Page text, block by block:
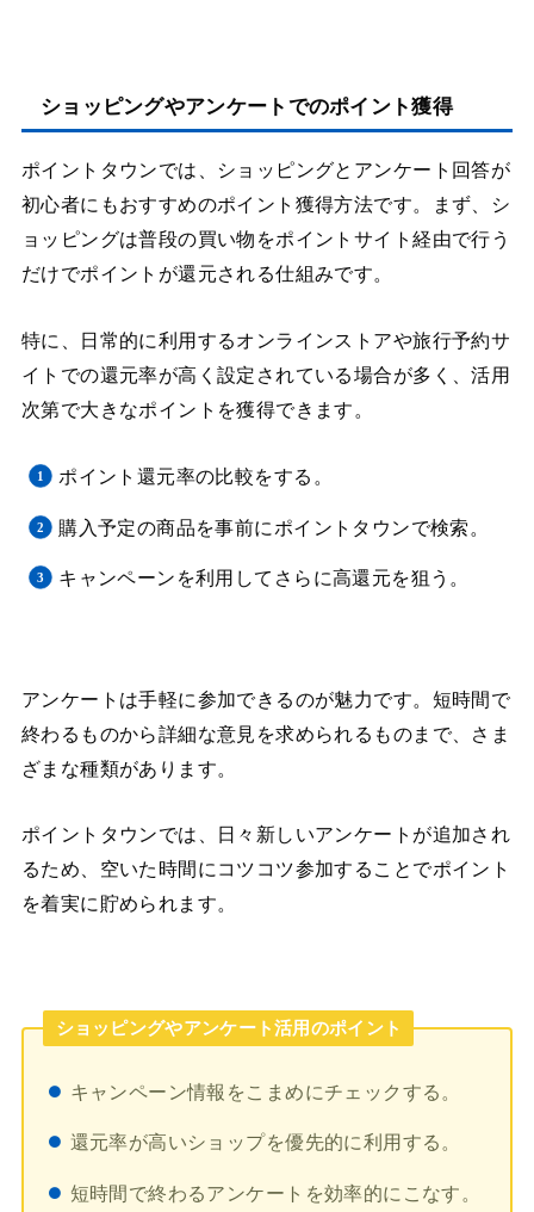
ショッピングやアンケートでのポイント獲得
ポイントタウンでは、ショッピングとアンケート回答が
初心者にもおすすめのポイント獲得方法です。まず、シ
ョッピングは普段の買い物をポイントサイト経由で行う
だけでポイントが還元される仕組みです。
特に、日常的に利用するオンラインストアや旅行予約サ
イトでの還元率が高く設定されている場合が多く、活用
次第で大きなポイントを獲得できます。
ポイント還元率の比較をする。
購入予定の商品を事前にポイントタウンで検索。
キャンペーンを利用してさらに高還元を狙う。
アンケートは手軽に参加できるのが魅力です。短時間で
終わるものから詳細な意見を求められるものまで、さま
ざまな種類があります。
ポイントタウンでは、日々新しいアンケートが追加され
るため、空いた時間にコツコツ参加することでポイント
を着実に貯められます。
ショッピングやアンケート活用のポイント
キャンペーン情報をこまめにチェックする。
還元率が高いショップを優先的に利用する。
短時間で終わるアンケートを効率的にこなす。